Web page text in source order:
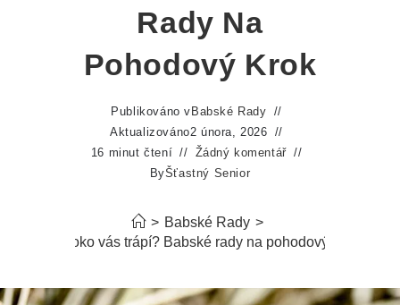
Rady Na
Pohodový Krok
Publikováno v Babské Rady
Aktualizováno2 února, 2026
16 minut čtení
Žádný komentář
ByŠťastný Senior
> Babské Rady >
Kuří oko vás trápí? Babské rady na pohodový krok